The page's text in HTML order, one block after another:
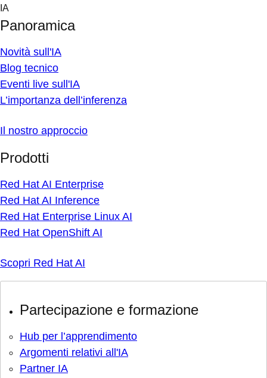
Skip
content
IA
Panoramica
Novità sull'IA
Blog tecnico
Eventi live sull'IA
L’importanza dell’inferenza
Il nostro approccio
Prodotti
Red Hat AI Enterprise
Red Hat AI Inference
Red Hat Enterprise Linux AI
Red Hat OpenShift AI
Scopri Red Hat AI
Partecipazione e formazione
Hub per l’apprendimento
Argomenti relativi all'IA
Partner IA